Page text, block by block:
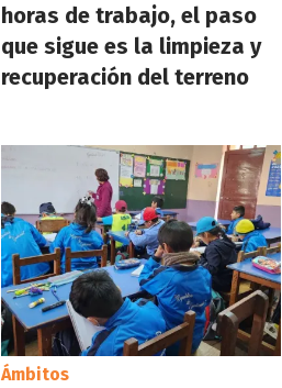
horas de trabajo, el paso
que sigue es la limpieza y
recuperación del terreno
Ámbitos